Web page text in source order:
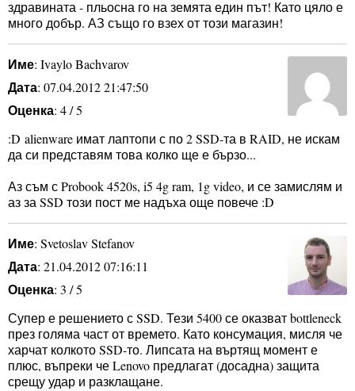
здравината - пльосна го на земята един път! Като цяло е
много добър. АЗ също го взех от този магазин!
Име: Ivaylo Bachvarov
Дата: 07.04.2012 21:47:50
Оценка: 4 / 5
:D alienware имат лаптопи с по 2 SSD-та в RAID, не искам
да си представям това колко ще е бързо...
Аз съм с Probook 4520s, i5 4g ram, 1g video, и се замислям и
аз за SSD този пост ме надъха още повече :D
Име: Svetoslav Stefanov
Дата: 21.04.2012 07:16:11
Оценка: 3 / 5
Супер е решението с SSD. Тези 5400 се оказват bottleneck
през голяма част от времето. Като консумация, мисля че
харчат колкото SSD-то. Липсата на въртящ момент е
плюс, въпреки че Lenovo предлагат (досадна) защита
срещу удар и разклащане.